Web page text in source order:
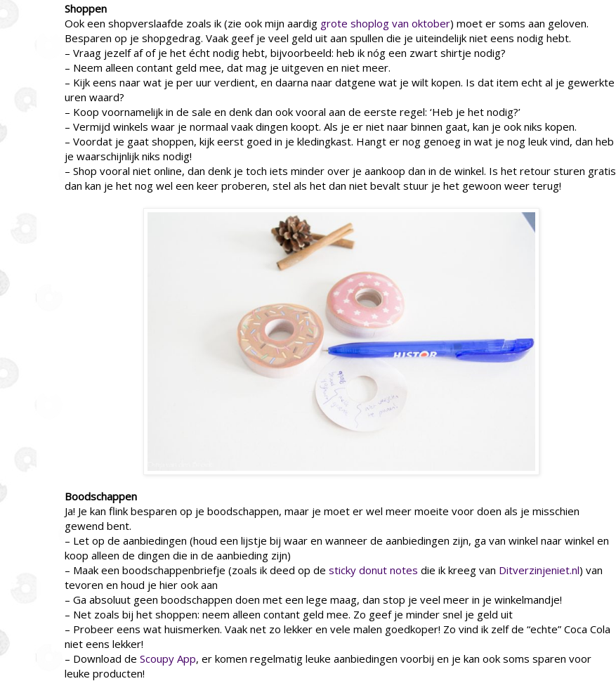
Shoppen
Ook een shopverslaafde zoals ik (zie ook mijn aardig grote shoplog van oktober) moet er soms aan geloven.
Besparen op je shopgedrag. Vaak geef je veel geld uit aan spullen die je uiteindelijk niet eens nodig hebt.
– Vraag jezelf af of je het écht nodig hebt, bijvoorbeeld: heb ik nóg een zwart shirtje nodig?
– Neem alleen contant geld mee, dat mag je uitgeven en niet meer.
– Kijk eens naar wat je per uur verdient, en daarna naar datgene wat je wilt kopen. Is dat item echt al je gewerkte
uren waard?
– Koop voornamelijk in de sale en denk dan ook vooral aan de eerste regel: ‘Heb je het nodig?’
– Vermijd winkels waar je normaal vaak dingen koopt. Als je er niet naar binnen gaat, kan je ook niks kopen.
– Voordat je gaat shoppen, kijk eerst goed in je kledingkast. Hangt er nog genoeg in wat je nog leuk vind, dan heb
je waarschijnlijk niks nodig!
– Shop vooral niet online, dan denk je toch iets minder over je aankoop dan in de winkel. Is het retour sturen gratis
dan kan je het nog wel een keer proberen, stel als het dan niet bevalt stuur je het gewoon weer terug!
Boodschappen
Ja! Je kan flink besparen op je boodschappen, maar je moet er wel meer moeite voor doen als je misschien
gewend bent.
– Let op de aanbiedingen (houd een lijstje bij waar en wanneer de aanbiedingen zijn, ga van winkel naar winkel en
koop alleen de dingen die in de aanbieding zijn)
– Maak een boodschappenbriefje (zoals ik deed op de sticky donut notes die ik kreeg van Ditverzinjeniet.nl) van
tevoren en houd je hier ook aan
– Ga absoluut geen boodschappen doen met een lege maag, dan stop je veel meer in je winkelmandje!
– Net zoals bij het shoppen: neem alleen contant geld mee. Zo geef je minder snel je geld uit
– Probeer eens wat huismerken. Vaak net zo lekker en vele malen goedkoper! Zo vind ik zelf de “echte” Coca Cola
niet eens lekker!
– Download de Scoupy App, er komen regelmatig leuke aanbiedingen voorbij en je kan ook soms sparen voor
leuke producten!